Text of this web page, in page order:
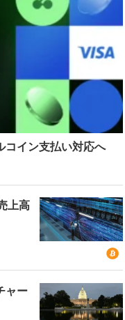
コイン支払い対応へ
上高
ャー